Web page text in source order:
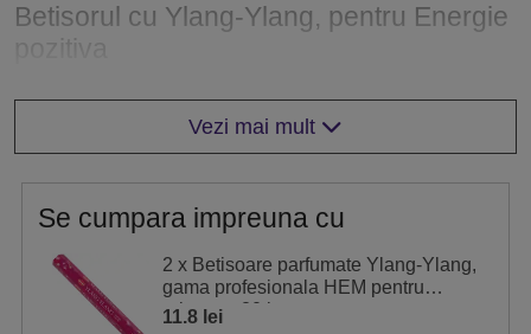
Betisorul cu Ylang-Ylang, pentru Energie
pozitiva
anxietatea si maresc capacitatea de concentrare, cat si
de decizie.
Imbunatatesc cunoasterea si stimuleaza abilitatile
intelectuale, precum si vointa si increderea in sine.
Are beneficii asupra sanatatii, actionand ca un
antiinflamator si antibacterian.
Vezi mai mult
Se cumpara impreuna cu
2 x Betisoare parfumate Ylang-Ylang,
gama profesionala HEM pentru
relaxare, 20 buc
11.8 lei